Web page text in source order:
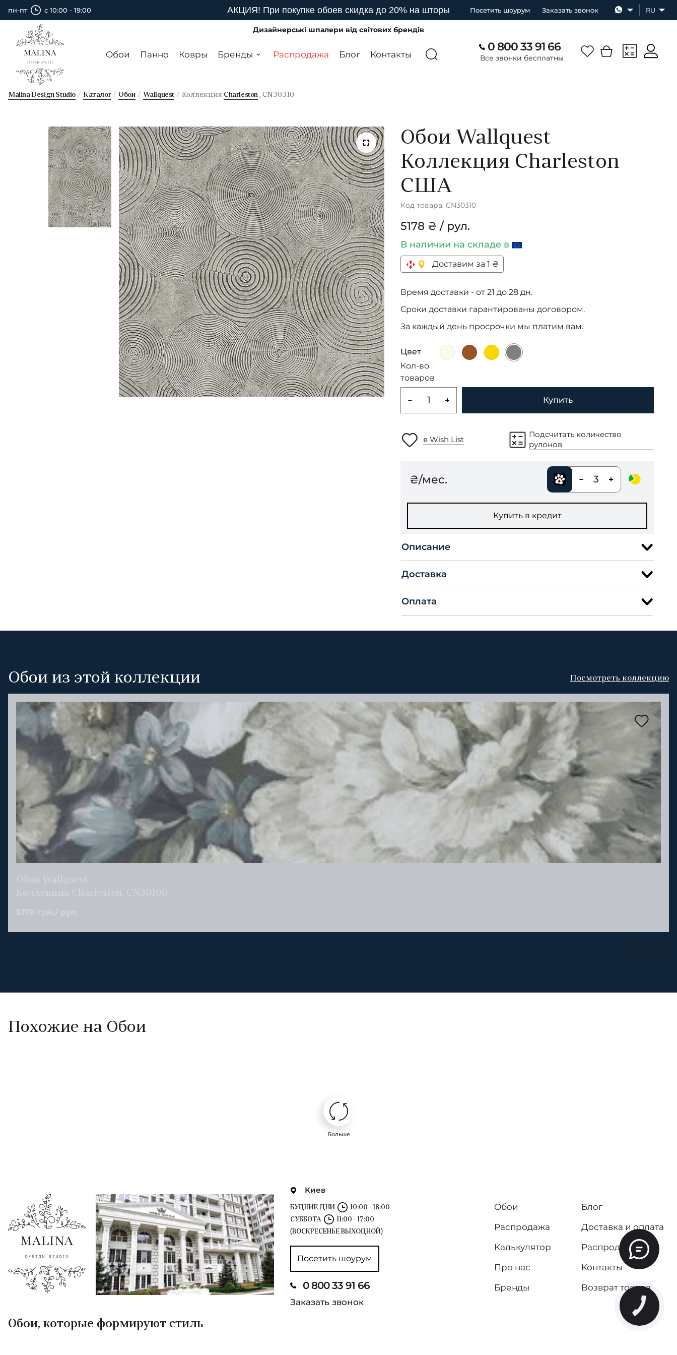
пн-пт с 10:00 - 19:00 АКЦИЯ! При покупке обоев скидка до 20% на шторы Посетить шоурум Заказать звонок RU
Дизайнерські шпалери від світових брендів
Обои Панно Ковры Бренды Распродажа Блог Контакты
0 800 33 91 66
Все звонки бесплатны
Malina Design Studio Каталог Обои Wallquest Коллекция Charleston , CN30310
Обои Wallquest
Коллекция Charleston
США
Код товара: CN30310
5178 ₴ / рул.
В наличии на складе в
Доставим за 1 ₴
Время доставки - от 21 до 28 дн.
Сроки доставки гарантированы договором.
За каждый день просрочки мы платим вам.
Цвет
Кол-во
товаров
Купить
в Wish List
Подсчитать количество
рулонов
₴/мес. 3
Купить в кредит
Описание
Доставка
Оплата
Обои из этой коллекции Посмотреть коллекцию
Похожие на Обои
Больше
Киев
БУДНИЕ ДНИ
10:00 - 18:00
СУББОТА
11:00 - 17:00
(ВОСКРЕСЕНЬЕ ВЫХОДНОЙ)
Посетить шоурум
0 800 33 91 66
Заказать звонок
Обои
Распродажа
Калькулятор
Про нас
Бренды
Блог
Доставка и оплата
Распродажа
Контакты
Возврат товара
Обои, которые формируют стиль